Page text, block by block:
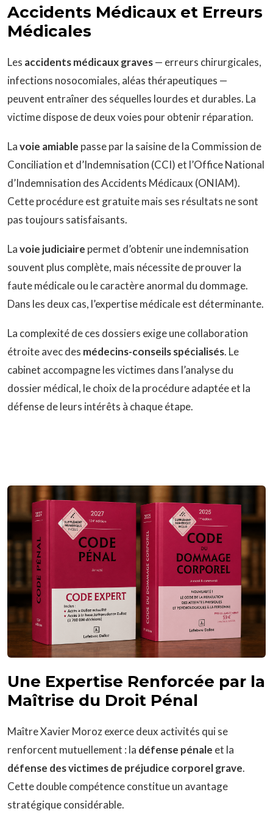
Accidents Médicaux et Erreurs
Médicales
Les accidents médicaux graves— erreurs chirurgicales,
infections nosocomiales, aléas thérapeutiques —
peuvent entraîner des séquelles lourdes et durables. La
victime dispose de deux voies pour obtenir réparation.
Lavoie amiable passe par la saisine de la Commission de
Conciliation et d’Indemnisation (CCI) et l’Office National
d’Indemnisation des Accidents Médicaux (ONIAM).
Cette procédure est gratuite mais ses résultats ne sont
pas toujours satisfaisants.
Lavoie judiciaire permet d’obtenir une indemnisation
souvent plus complète, mais nécessite de prouver la
faute médicale ou le caractère anormal du dommage.
Dans les deux cas, l’expertise médicale est déterminante.
La complexité de ces dossiers exige une collaboration
étroite avec des médecins-conseils spécialisés. Le
cabinet accompagne les victimes dans l’analyse du
dossier médical, le choix de la procédure adaptée et la
défense de leurs intérêts à chaque étape.
Une Expertise Renforcée par la
Maîtrise du Droit Pénal
Maître Xavier Moroz exerce deux activités qui se
renforcent mutuellement : la défense pénale et la
défense des victimes de préjudice corporel grave.
Cette double compétence constitue un avantage
stratégique considérable.